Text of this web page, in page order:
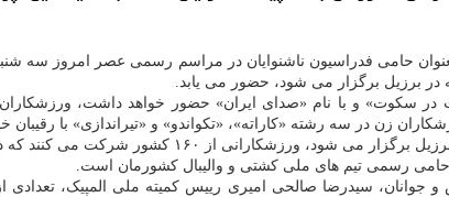
در برزیل برگزار می شود، حضور می یابد.
زن در سه رشته «کاراته»، «تکواندو» و «تیراندازی» با رقیبان
این دوره ورزشکاران کشورمان امید زیادی به کسب مدال دارند.
حامی رسمی تیم های ملی کشتی و والیبال کشورمان است.
جوانان، سیدرضا صالحی امیری رییس کمیته ملی المپیک،